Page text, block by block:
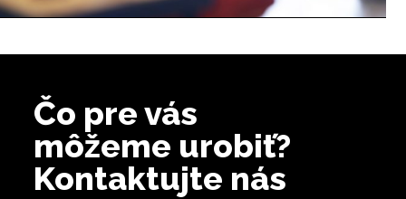
Čo pre vás
môžeme urobiť?
Kontaktujte nás